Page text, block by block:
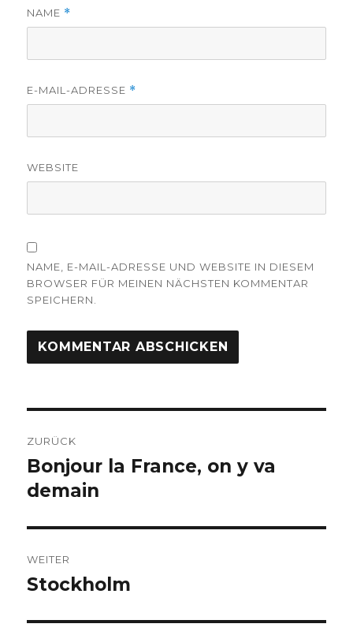
NAME *
E-MAIL-ADRESSE *
WEBSITE
NAME, E-MAIL-ADRESSE UND WEBSITE IN DIESEM
BROWSER FÜR MEINEN NÄCHSTEN KOMMENTAR
SPEICHERN.
ZURÜCK
Bonjour la France, on y va
demain
WEITER
Stockholm